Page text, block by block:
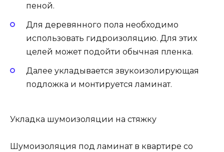
пеной.
Для деревянного пола необходимо
использовать гидроизоляцию. Для этих
целей может подойти обычная пленка.
Далее укладывается звукоизолирующая
подложка и монтируется ламинат.
Укладка шумоизоляции на стяжку
Шумоизоляция под ламинат в квартире со